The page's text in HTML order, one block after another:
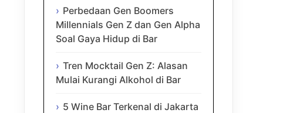
Perbedaan Gen Boomers
Millennials Gen Z dan Gen Alpha
Soal Gaya Hidup di Bar
Tren Mocktail Gen Z: Alasan
Mulai Kurangi Alkohol di Bar
5 Wine Bar Terkenal di Jakarta